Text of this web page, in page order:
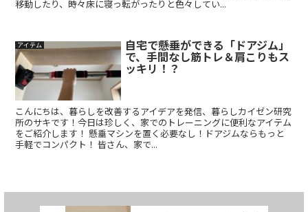
移動したり、時々床に寝っ転がったりと色々してい...
アイテム 自宅で懸垂ができる「ドアジム」
で、手間なし筋トレ＆肩こりもス
ッキリ！？
こんにちは、暮らしを改善するアイデアを発信、暮らしカイゼン研究
所のサキです！今日は珍しく、家でのトレーニングに便利なアイテム
をご紹介します！ 懸垂マシンを置く必要なし！ドアジムならもっと
手軽でコンパクト！ 皆さん、家で...